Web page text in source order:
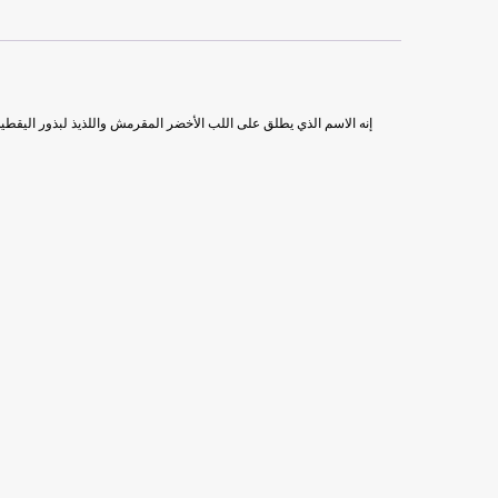
إنه الاسم الذي يطلق على اللب الأخضر المقرمش واللذيذ لبذور